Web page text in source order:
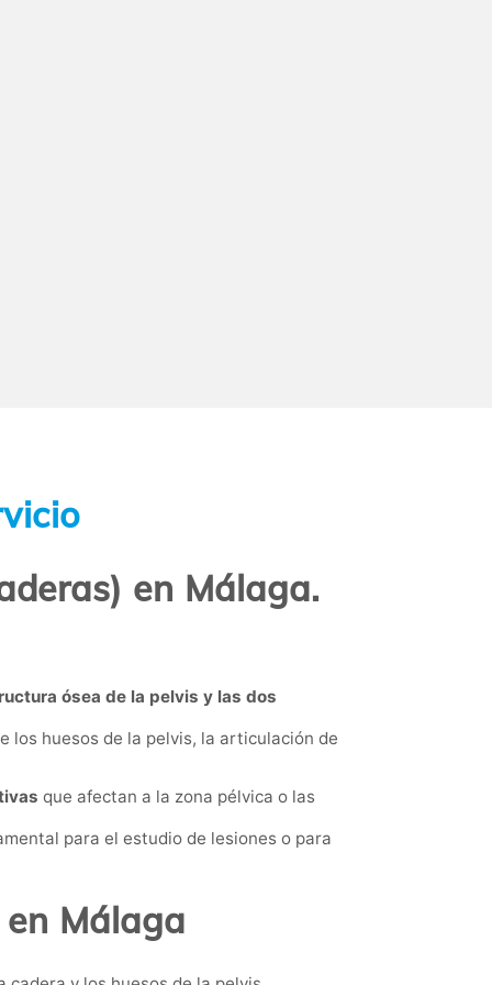
en Málaga.
ósea de la pelvis y las dos
los huesos de la pelvis, la articulación de
que afectan a la zona pélvica o las
para el estudio de lesiones o para
Málaga